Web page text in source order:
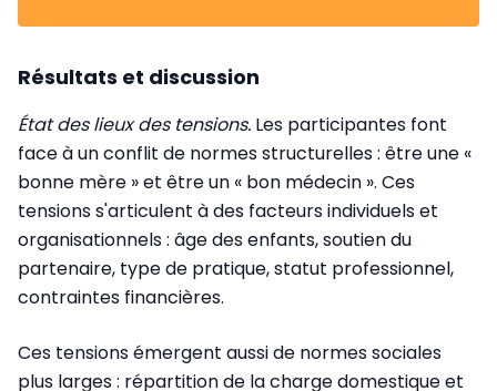
Résultats et discussion
État des lieux des tensions. Les participantes font
face à un conflit de normes structurelles : être une «
bonne mère » et être un « bon médecin ». Ces
tensions s'articulent à des facteurs individuels et
organisationnels : âge des enfants, soutien du
partenaire, type de pratique, statut professionnel,
contraintes financières.
Ces tensions émergent aussi de normes sociales
plus larges : répartition de la charge domestique et